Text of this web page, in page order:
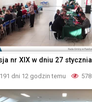
nr XIX w dniu 27
191 dni 12 godzin temu 578